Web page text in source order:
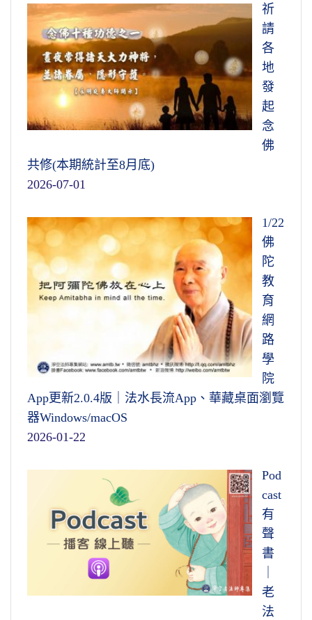
祈
請
各
地
發
起
念
佛
共修(本期統計至8月底)
2026-07-01
1/22
佛
陀
教
育
網
路
學
院
App更新2.0.4版｜法水長流App、華藏桌面瀏覽
器Windows/macOS
2026-01-22
Pod
cast
有
聲
書
老
法